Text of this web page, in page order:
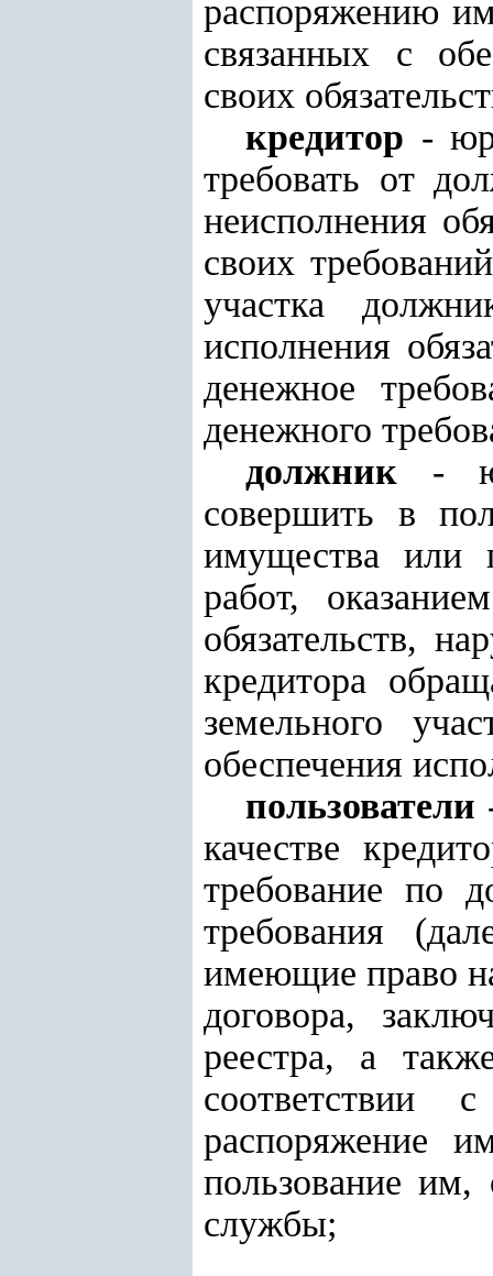
распоряжению
связанных с
своих
кредитор -
требовать от
неисполнения
своих
участка
исполнения
денежное
денежного
должник -
совершить в
имущества или
работ,
обязательств,
кредитора
земельного
обеспечения
пользователи
качестве
требование по
требования
имеющие право
договора,
реестра, а
соответствии
распоряжение
пользование им,
службы;